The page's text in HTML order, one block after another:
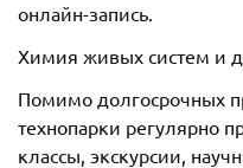
онлайн-запись.
Химия живых систем и
Помимо долгосрочных
технопарки регулярно
классы, экскурсии,